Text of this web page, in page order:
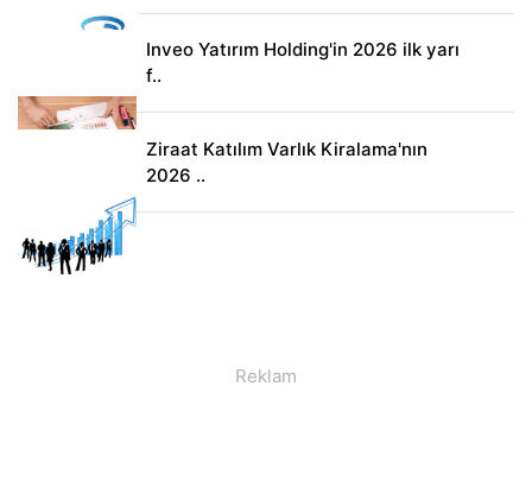
Inveo Yatırım Holding'in 2026 ilk yarı
f..
Ziraat Katılım Varlık Kiralama'nın
2026 ..